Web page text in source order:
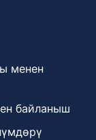
менен
байланыш